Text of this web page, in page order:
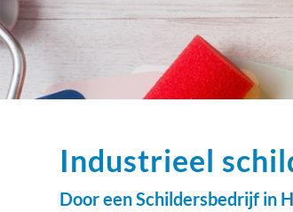
Industrieel
Door een Schildersbedrijf in